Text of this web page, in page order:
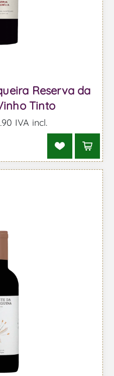
Reserva da
Tinto
IVA incl.